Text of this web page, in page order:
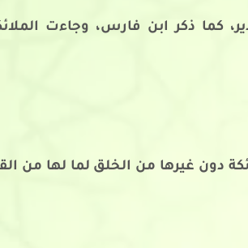
كما ذكر ابن فارس، وجاءت
دون غيرها من الخلق لما لها من